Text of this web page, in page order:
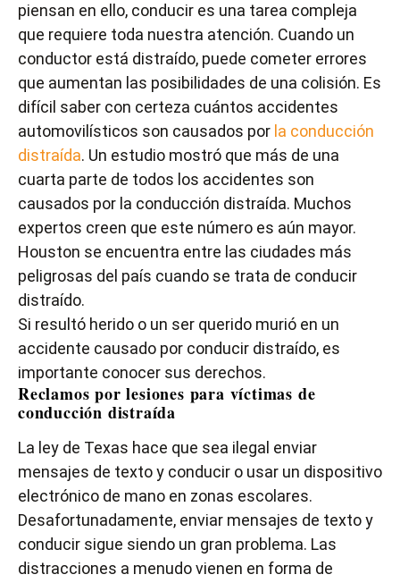
piensan en ello, conducir es una tarea compleja
que requiere toda nuestra atención. Cuando un
conductor está distraído, puede cometer errores
que aumentan las posibilidades de una colisión. Es
difícil saber con certeza cuántos accidentes
automovilísticos son causados por la conducción
distraída. Un estudio mostró que más de una
cuarta parte de todos los accidentes son
causados por la conducción distraída. Muchos
expertos creen que este número es aún mayor.
Houston se encuentra entre las ciudades más
peligrosas del país cuando se trata de conducir
distraído.
Si resultó herido o un ser querido murió en un
accidente causado por conducir distraído, es
importante conocer sus derechos.
Reclamos por lesiones para víctimas de
conducción distraída
La ley de Texas hace que sea ilegal enviar
mensajes de texto y conducir o usar un dispositivo
electrónico de mano en zonas escolares.
Desafortunadamente, enviar mensajes de texto y
conducir sigue siendo un gran problema. Las
distracciones a menudo vienen en forma de